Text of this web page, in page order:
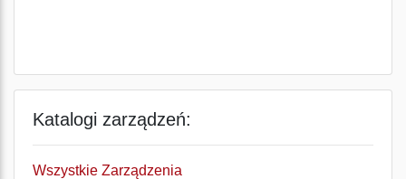
Katalogi zarządzeń:
Wszystkie Zarządzenia